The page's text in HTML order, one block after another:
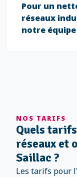
Pour un
réseaux
notre équipe
NOS TARIFS
Quels
réseaux et
Saillac ?
Les tarifs pour